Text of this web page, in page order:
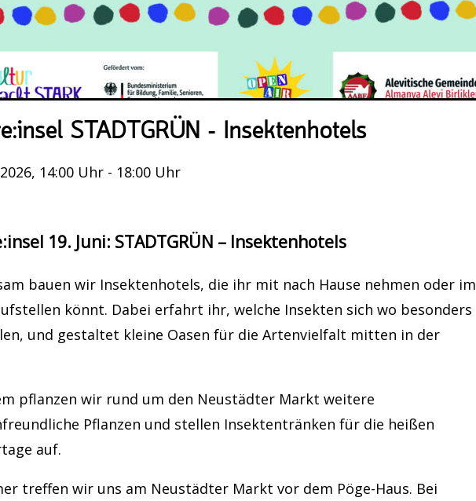
STADTGRÜN – Insektenhotels
14:00 Uhr - 18:00 Uhr
19. Juni: STADTGRÜN – Insektenhotels
bauen wir Insektenhotels, die ihr mit nach Hause nehmen oder im
könnt. Dabei erfahrt ihr, welche Insekten sich wo besonders
und gestaltet kleine Oasen für die Artenvielfalt mitten in der
pflanzen wir rund um den Neustädter Markt weitere
Pflanzen und stellen Insektentränken für die heißen
auf.
treffen wir uns am Neustädter Markt vor dem Pöge-Haus. Bei